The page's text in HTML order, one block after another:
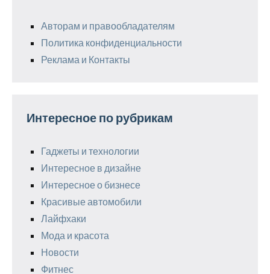
Авторам и правообладателям
Политика конфиденциальности
Реклама и Контакты
Интересное по рубрикам
Гаджеты и технологии
Интересное в дизайне
Интересное о бизнесе
Красивые автомобили
Лайфхаки
Мода и красота
Новости
Фитнес